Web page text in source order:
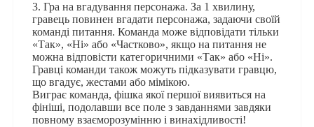
3. Гра на вгадування персонажа. За 1 хвилину,
гравець повинен вгадати персонажа, задаючи своїй
команді питання. Команда може відповідати тільки
«Так», «Ні» або «Частково», якщо на питання не
можна відповісти категоричними «Так» або «Ні».
Гравці команди також можуть підказувати гравцю,
що вгадує, жестами або мімікою.
Виграє команда, фішка якої першої виявиться на
фініші, подолавши все поле з завданнями завдяки
повному взаєморозумінню і винахідливості!